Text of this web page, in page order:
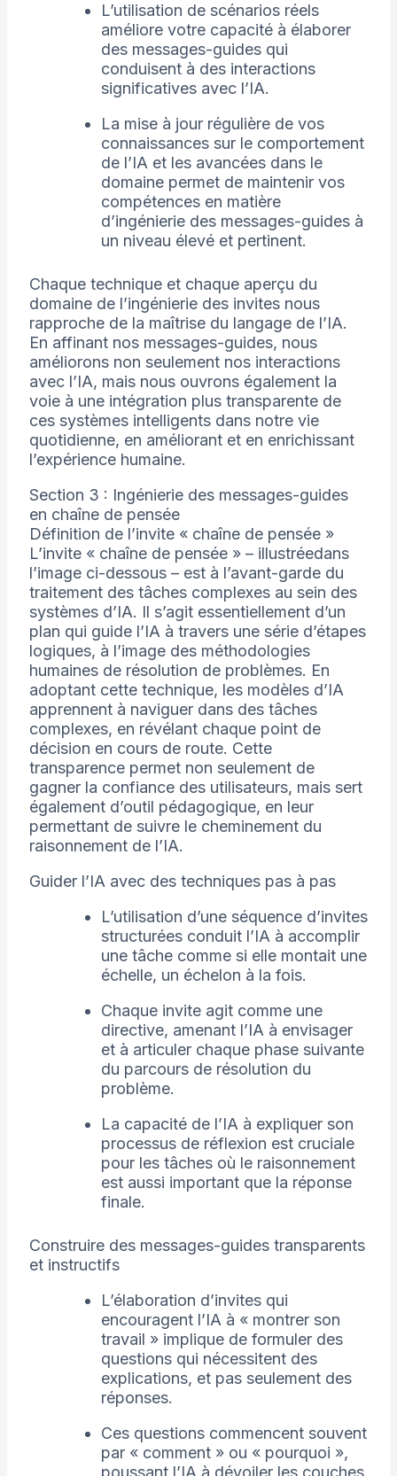
L’utilisation de scénarios réels
améliore votre capacité à élaborer
des messages-guides qui
conduisent à des interactions
significatives avec l’IA.
La mise à jour régulière de vos
connaissances sur le comportement
de l’IA et les avancées dans le
domaine permet de maintenir vos
compétences en matière
d’ingénierie des messages-guides à
un niveau élevé et pertinent.
Chaque technique et chaque aperçu du
domaine de l’ingénierie des invites nous
rapproche de la maîtrise du langage de l’IA.
En affinant nos messages-guides, nous
améliorons non seulement nos interactions
avec l’IA, mais nous ouvrons également la
voie à une intégration plus transparente de
ces systèmes intelligents dans notre vie
quotidienne, en améliorant et en enrichissant
l’expérience humaine.
Section 3 : Ingénierie des messages-guides
en chaîne de pensée
Définition de l’invite « chaîne de pensée »
L’invite « chaîne de pensée » – illustréedans
l’image ci-dessous – est à l’avant-garde du
traitement des tâches complexes au sein des
systèmes d’IA. Il s’agit essentiellement d’un
plan qui guide l’IA à travers une série d’étapes
logiques, à l’image des méthodologies
humaines de résolution de problèmes. En
adoptant cette technique, les modèles d’IA
apprennent à naviguer dans des tâches
complexes, en révélant chaque point de
décision en cours de route. Cette
transparence permet non seulement de
gagner la confiance des utilisateurs, mais sert
également d’outil pédagogique, en leur
permettant de suivre le cheminement du
raisonnement de l’IA.
Guider l’IA avec des techniques pas à pas
L’utilisation d’une séquence d’invites
structurées conduit l’IA à accomplir
une tâche comme si elle montait une
échelle, un échelon à la fois.
Chaque invite agit comme une
directive, amenant l’IA à envisager
et à articuler chaque phase suivante
du parcours de résolution du
problème.
La capacité de l’IA à expliquer son
processus de réflexion est cruciale
pour les tâches où le raisonnement
est aussi important que la réponse
finale.
Construire des messages-guides transparents
et instructifs
L’élaboration d’invites qui
encouragent l’IA à « montrer son
travail » implique de formuler des
questions qui nécessitent des
explications, et pas seulement des
réponses.
Ces questions commencent souvent
par « comment » ou « pourquoi »,